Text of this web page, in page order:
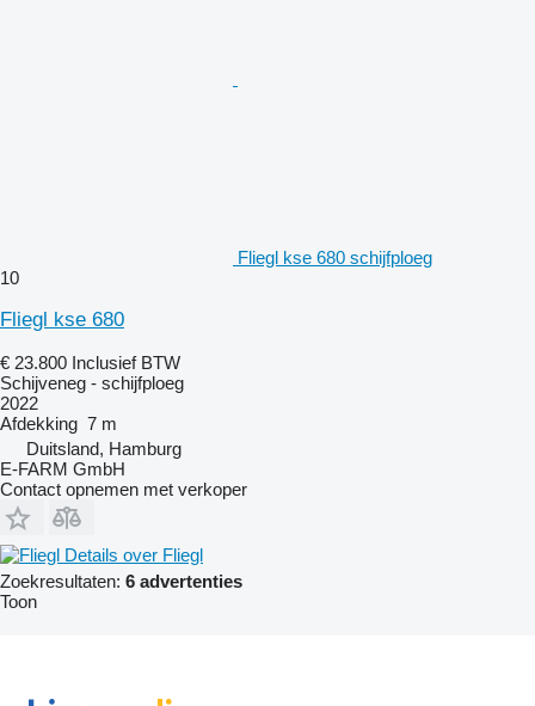
Fliegl kse 680 schijfploeg
10
Fliegl kse 680
€ 23.800 Inclusief BTW
Schijveneg - schijfploeg
2022
Afdekking 7 m
Duitsland, Hamburg
E-FARM GmbH
Contact opnemen met verkoper
Details over Fliegl
Zoekresultaten: 6 advertenties
Toon